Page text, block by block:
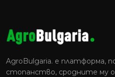
AgroBulgaria. e платформа,
стопанство, сродните му